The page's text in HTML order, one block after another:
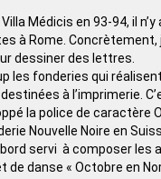
Médicis en 93-94, il
à Rome. Concrètement,
dessiner des lettres.
les fonderies qui
à l’imprimerie.
la police de caractère
Nouvelle Noire en
servi à composer les
danse « Octobre en